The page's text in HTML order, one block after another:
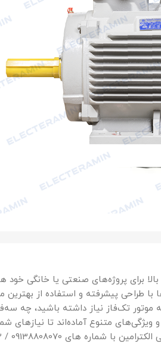
برای پروژه‌های صنعتی یا خانگی خود
طراحی پیشرفته و استفاده از بهترین
موتور تک‌فاز نیاز داشته باشید، چه
ویژگی‌های متنوع آماده‌اند تا نیازهای